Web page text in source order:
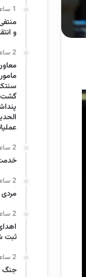
1 ساعت پیش
و
2 ساعت پیش
2 ساعت پیش
خدمت
2 ساعت پیش
2 ساعت پیش
2 ساعت پیش
جنگ